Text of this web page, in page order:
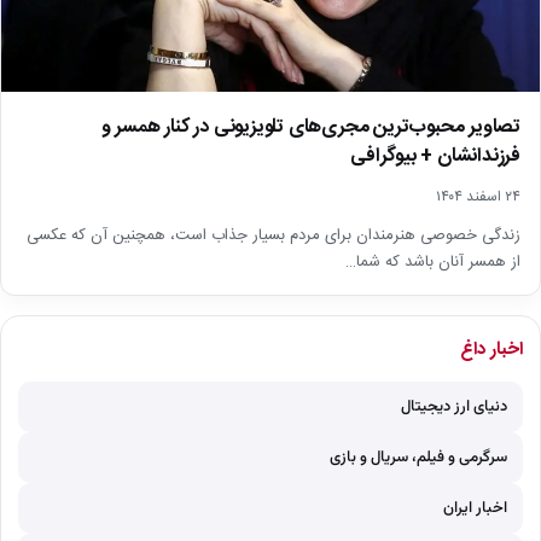
تصاویر محبوب‌ترین مجری‌های تلویزیونی در کنار همسر و
فرزندانشان + بیوگرافی
۲۴ اسفند ۱۴۰۴
زندگی خصوصی هنرمندان برای مردم بسیار جذاب است، همچنین آن که عکسی
از همسر آنان باشد که شما…
اخبار داغ
دنیای ارز دیجیتال
سرگرمی و فیلم، سریال و بازی
اخبار ایران